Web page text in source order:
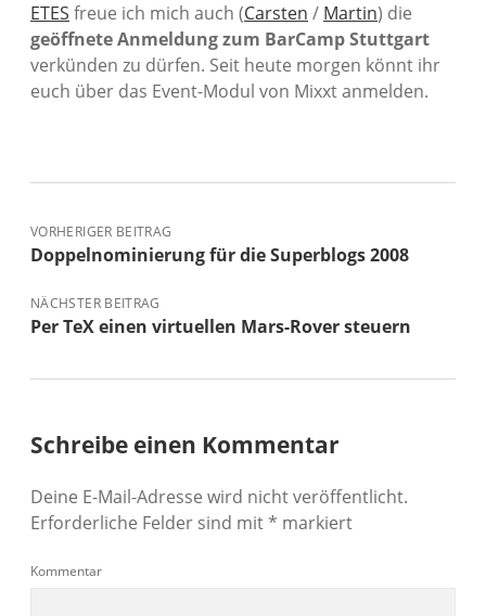
ETES freue ich mich auch (Carsten / Martin) die
geöffnete Anmeldung zum BarCamp Stuttgart
verkünden zu dürfen. Seit heute morgen könnt ihr
euch über das Event-Modul von Mixxt anmelden.
VORHERIGER BEITRAG
Doppelnominierung für die Superblogs 2008
NÄCHSTER BEITRAG
Per TeX einen virtuellen Mars-Rover steuern
Schreibe einen Kommentar
Deine E-Mail-Adresse wird nicht veröffentlicht.
Erforderliche Felder sind mit* markiert
Kommentar